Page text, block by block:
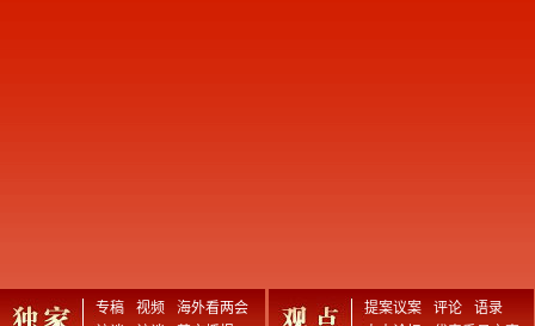
专稿 视频
海外看两会
提案议案 评论
语录